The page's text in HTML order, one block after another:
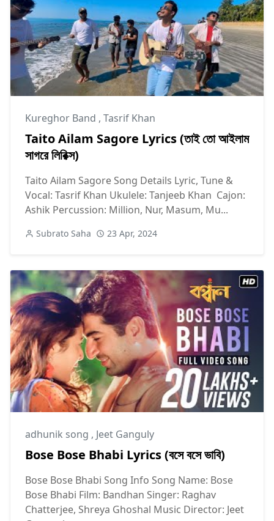
Kureghor Band , Tasrif Khan
Taito Ailam Sagore Lyrics (তাই তো আইলাম
সাগরে লিরিক্স)
Taito Ailam Sagore Song Details Lyric, Tune &
Vocal: Tasrif Khan Ukulele: Tanjeeb Khan Cajon:
Ashik Percussion: Million, Nur, Masum, Mu...
Subrato Saha 23 Apr, 2024
adhunik song , Jeet Ganguly
Bose Bose Bhabi Lyrics (বসে বসে ভাবি)
Bose Bose Bhabi Song Info Song Name: Bose
Bose Bhabi Film: Bandhan Singer: Raghav
Chatterjee, Shreya Ghoshal Music Director: Jeet